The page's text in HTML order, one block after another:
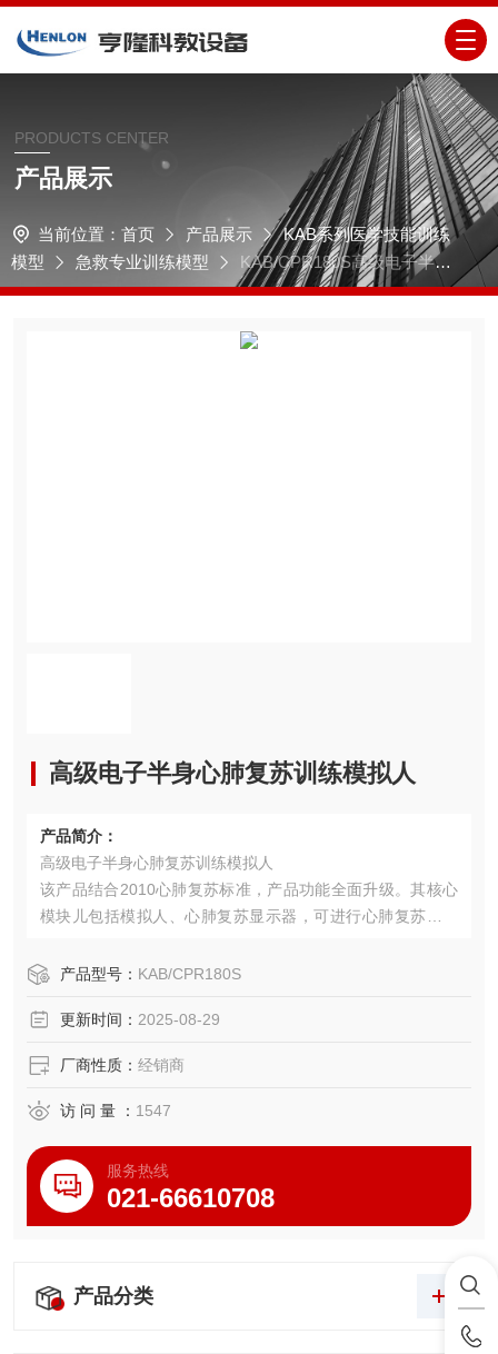
PRODUCTS CENTER
产品展示
当前位置： 首页 产品展示
KAB系列医学技能训练
模型
急救专业训练模型
KAB/CPR180S高级电子半身
心肺复苏训练模拟人
高级电子半身心肺复苏训练模拟人
产品简介：
高级电子半身心肺复苏训练模拟人
该产品结合2010心肺复苏标准，产品功能全面升级。其核心
模块儿包括模拟人、心肺复苏显示器，可进行心肺复苏的训
吹气量和按压深度。适用于社会心肺复苏培训机构、医院、
产品型号： KAB/CPR180S
更新时间： 2025-08-29
厂商性质： 经销商
访 问 量 ： 1547
服务热线
021-66610708
产品分类